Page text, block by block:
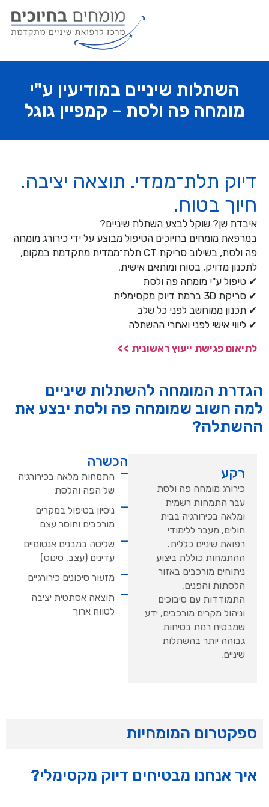
השתלות שיניים במודיעין ע"י
מומחה פה ולסת – קמפיין גוגל
דיוק תלת־ממדי. תוצאה יציבה.
חיוך בטוח.
איבדת שן? שוקל לבצע השתלת שיניים?
במרפאת מומחים בחיוכים הטיפול מבוצע על ידי כירורג מומחה
פה ולסת, בשילוב סריקת CT תלת־ממדית מתקדמת במקום,
לתכנון מדויק, בטוח ומותאם אישית.
✔ טיפול ע"י מומחה פה ולסת
✔ סריקת 3D ברמת דיוק מקסימלית
✔ תכנון ממוחשב לפני כל שלב
✔ ליווי אישי לפני ואחרי ההשתלה
לתיאום פגישת ייעוץ ראשונית >>
הגדרת המומחה להשתלות שיניים
למה חשוב שמומחה פה ולסת יבצע את
ההשתלה?
רקע
כירורג מומחה פה ולסת
עבר התמחות רשמית
ומלאה בכירורגיה בבית
חולים, מעבר ללימודי
רפואת שיניים כללית.
ההתמחות כוללת ביצוע
ניתוחים מורכבים באזור
הלסתות והפנים,
התמודדות עם סיבוכים
וניהול מקרים מורכבים, ידע
שמבטיח רמת בטיחות
גבוהה יותר בהשתלות
שיניים.
הכשרה
התמחות מלאה בכירורגיה
של הפה והלסת
ניסיון בטיפול במקרים
מורכבים וחוסר עצם
שליטה במבנים אנטומיים
עדינים (עצב, סינוס)
מזעור סיכונים כירורגיים
תוצאה אסתטית יציבה
לטווח ארוך
ספקטרום המומחיות
איך אנחנו מבטיחים דיוק מקסימלי?